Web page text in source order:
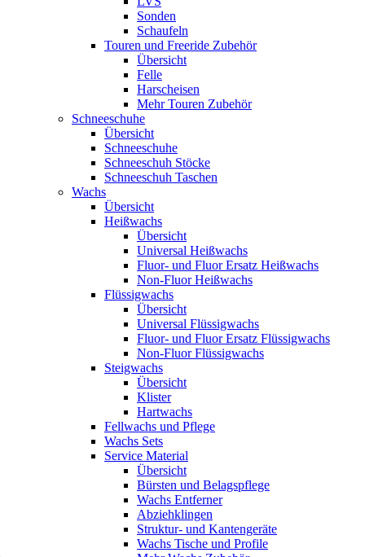
Sonden
Schaufeln
Touren und Freeride Zubehör
Übersicht
Felle
Harscheisen
Mehr Touren Zubehör
Schneeschuhe
Übersicht
Schneeschuhe
Schneeschuh Stöcke
Schneeschuh Taschen
Wachs
Übersicht
Heißwachs
Übersicht
Universal Heißwachs
Fluor- und Fluor Ersatz Heißwachs
Non-Fluor Heißwachs
Flüssigwachs
Übersicht
Universal Flüssigwachs
Fluor- und Fluor Ersatz Flüssigwachs
Non-Fluor Flüssigwachs
Steigwachs
Übersicht
Klister
Hartwachs
Fellwachs und Pflege
Wachs Sets
Service Material
Übersicht
Bürsten und Belagspflege
Wachs Entferner
Abziehklingen
Struktur- und Kantengeräte
Wachs Tische und Profile